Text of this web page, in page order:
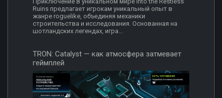
Ruins предлагает игрокам уникальный опыт в
жанре roguelike, объединяя механики
строительства и исследования. Основанная на
шотландских легендах, игра...
TRON: Catalyst — как атмосфера затмевает
геймплей